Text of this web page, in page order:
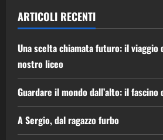
ARTICOLI RECENTI
Una scelta chiamata futuro: il viaggio
nostro liceo
Guardare il mondo dall’alto: il
A Sergio, dal ragazzo furbo